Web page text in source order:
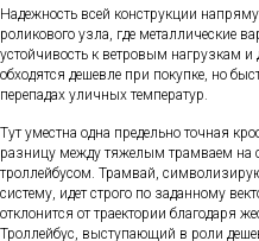
Надежность всей конструкции
роликового узла, где металлические
устойчивость к ветровым нагрузкам
обходятся дешевле при покупке, но
перепадах уличных температур.
Тут уместна одна предельно точная
разницу между тяжелым трамваем на
троллейбусом. Трамвай,
систему, идет строго по заданному
отклонится от траектории благодаря
Троллейбус, выступающий в роли